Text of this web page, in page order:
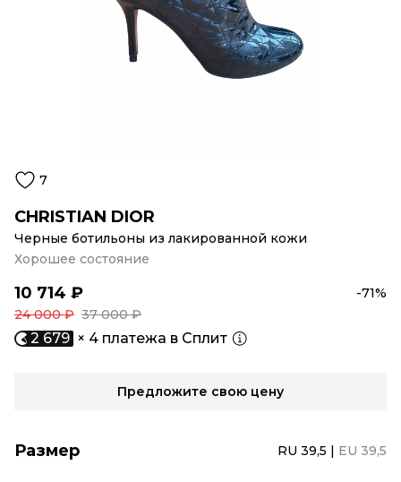
7
CHRISTIAN DIOR
Черные ботильоны из лакированной кожи
Хорошее состояние
10 714 ₽
-71%
24 000 ₽ 37 000 ₽
2 679 × 4 платежа в Сплит
Предложите свою цену
Размер RU 39,5 | EU 39,5